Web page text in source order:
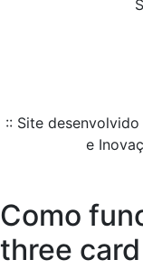
:: Site
e
Como
three